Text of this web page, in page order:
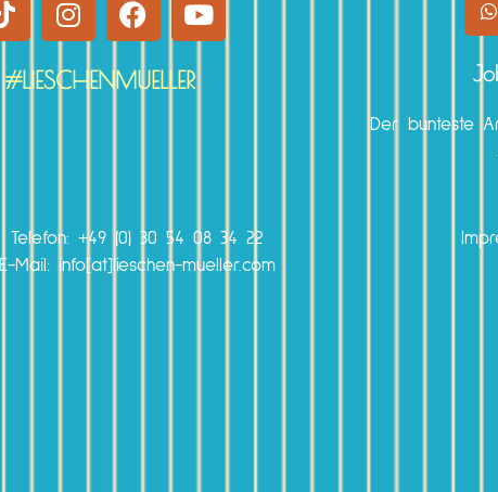
#LIESCHENMUELLER
Der bunteste
Telefon:+49 (0) 30 54 08 34 22
E-Mail: info[at]lieschen-mueller.com